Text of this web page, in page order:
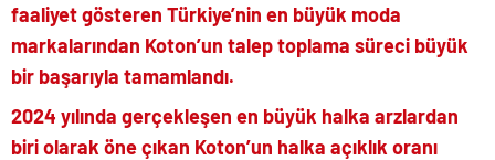
faaliyet gösteren Türkiye’nin en büyük moda
markalarından Koton’un talep toplama süreci büyük
bir başarıyla tamamlandı.
2024 yılında gerçekleşen en büyük halka arzlardan
biri olarak öne çıkan Koton’un halka açıklık oranı